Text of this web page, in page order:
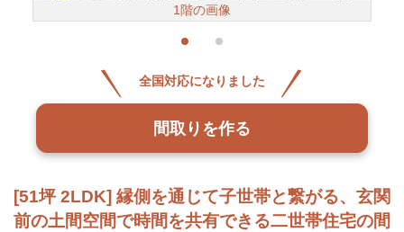
[51坪 2LDK] 縁側を通じて子世帯と繋がる、玄関
前の土間空間で時間を共有できる二世帯住宅の間
1階の画像
全国対応になりました
間取りを作る